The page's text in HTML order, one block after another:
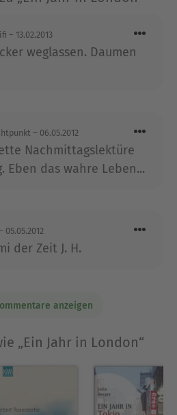
– 13.02.2013
weglassen. Daumen
– 06.05.2012
Nachmittagslektüre
Eben das wahre Leben...
05.05.2012
der Zeit J. H.
anzeigen
„Ein Jahr in London“